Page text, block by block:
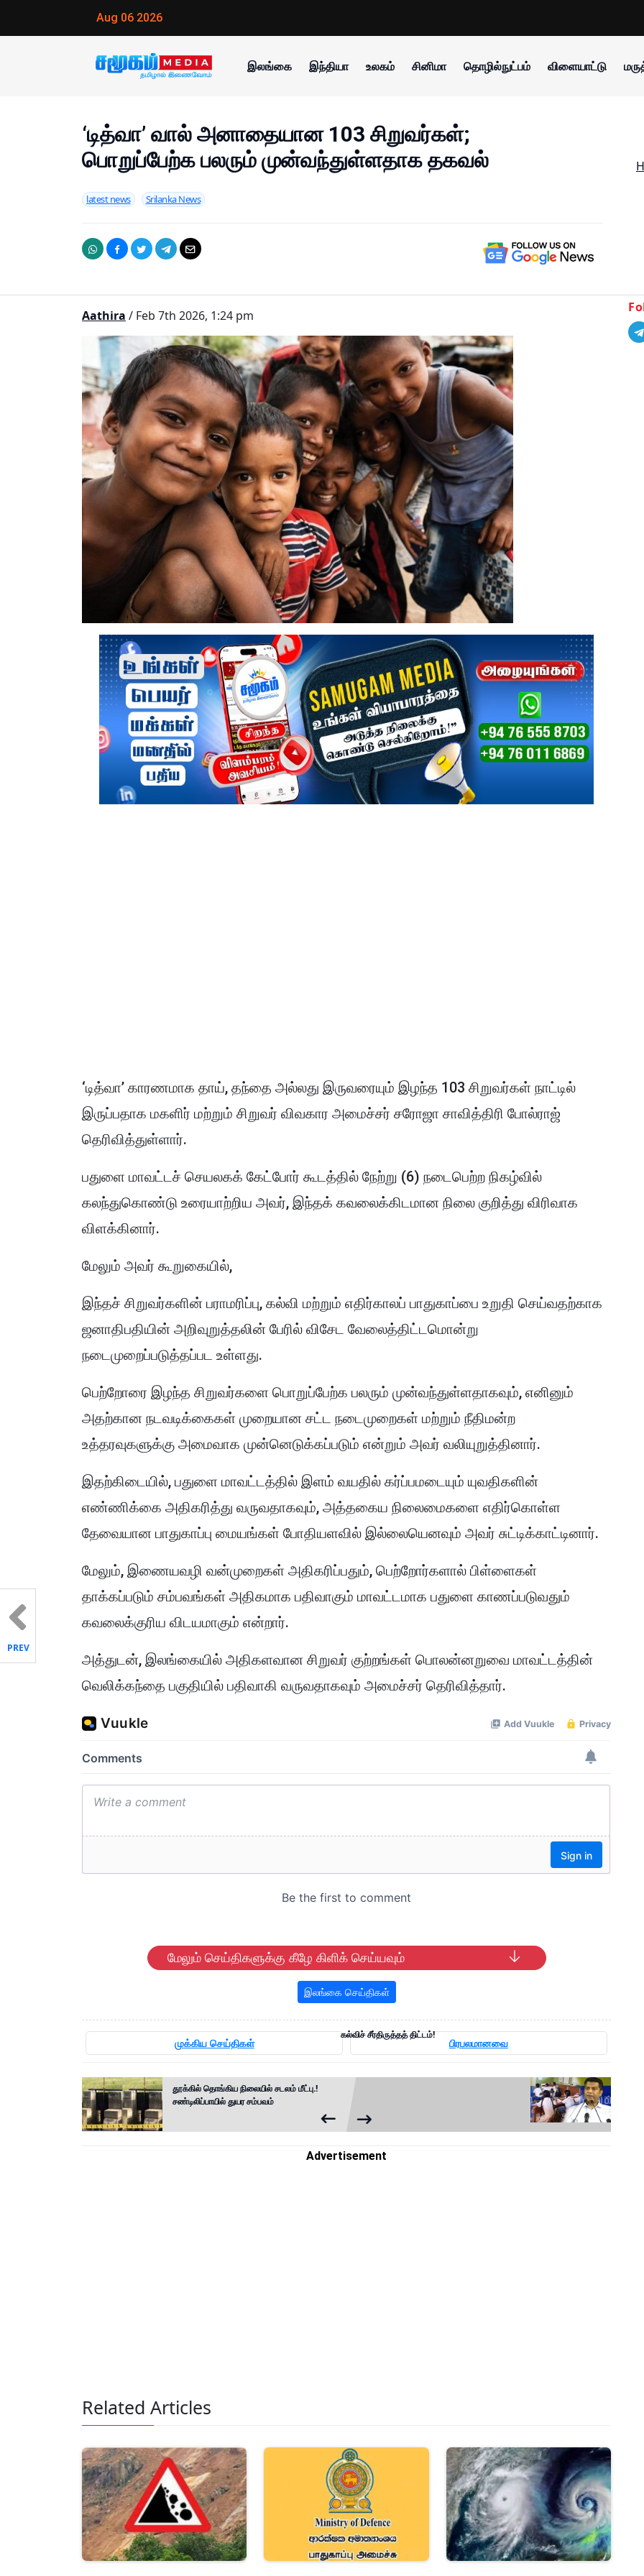
Aug 06 2026
இலங்கை இந்தியா உலகம் சினிமா தொழில்நுட்பம் விளையாட்டு
‘டித்வா’ வால் அனாதையான 103 சிறுவர்கள்;
பொறுப்பேற்க பலரும் முன்வந்துள்ளதாக தகவல்
latest news Srilanka News
Aathira / Feb 7th 2026, 1:24 pm
‘டித்வா’ காரணமாக தாய், தந்தை அல்லது இருவரையும் இழந்த 103 சிறுவர்கள் நாட்டில்
இருப்பதாக மகளிர் மற்றும் சிறுவர் விவகார அமைச்சர் சரோஜா சாவித்திரி போல்ராஜ்
தெரிவித்துள்ளார்.
பதுளை மாவட்டச் செயலகக் கேட்போர் கூடத்தில் நேற்று (6) நடைபெற்ற நிகழ்வில்
கலந்துகொண்டு உரையாற்றிய அவர், இந்தக் கவலைக்கிடமான நிலை குறித்து விரிவாக
விளக்கினார்.
மேலும் அவர் கூறுகையில்,
இந்தச் சிறுவர்களின் பராமரிப்பு, கல்வி மற்றும் எதிர்காலப் பாதுகாப்பை உறுதி செய்வதற்காக
ஜனாதிபதியின் அறிவுறுத்தலின் பேரில் விசேட வேலைத்திட்டமொன்று
நடைமுறைப்படுத்தப்பட உள்ளது.
பெற்றோரை இழந்த சிறுவர்களை பொறுப்பேற்க பலரும் முன்வந்துள்ளதாகவும், எனினும்
அதற்கான நடவடிக்கைகள் முறையான சட்ட நடைமுறைகள் மற்றும் நீதிமன்ற
உத்தரவுகளுக்கு அமைவாக முன்னெடுக்கப்படும் என்றும் அவர் வலியுறுத்தினார்.
இதற்கிடையில், பதுளை மாவட்டத்தில் இளம் வயதில் கர்ப்பமடையும் யுவதிகளின்
எண்ணிக்கை அதிகரித்து வருவதாகவும், அத்தகைய நிலைமைகளை எதிர்கொள்ள
தேவையான பாதுகாப்பு மையங்கள் போதியளவில் இல்லையெனவும் அவர் சுட்டிக்காட்டினார்.
மேலும், இணையவழி வன்முறைகள் அதிகரிப்பதும், பெற்றோர்களால் பிள்ளைகள்
தாக்கப்படும் சம்பவங்கள் அதிகமாக பதிவாகும் மாவட்டமாக பதுளை காணப்படுவதும்
கவலைக்குரிய விடயமாகும் என்றார்.
அத்துடன், இலங்கையில் அதிகளவான சிறுவர் குற்றங்கள் பொலன்னறுவை மாவட்டத்தின்
வெலிக்கந்தை பகுதியில் பதிவாகி வருவதாகவும் அமைச்சர் தெரிவித்தார்.
மேலும் செய்திகளுக்கு கீழே கிளிக் செய்யவும்
இலங்கை செய்திகள்
முக்கிய செய்திகள் பிரபலமானவை
தூக்கில் தொங்கிய நிலையில் சடலம் மீட்பு.!
சண்டிலிப்பாயில் துயர சம்பவம்
கல்விச் சீர்திருத்தத் திட்டம்!
PREV
Advertisement
Related Articles